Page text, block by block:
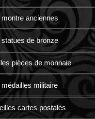
montre anciennes
statues de bronze
pièces de monnaie
médailles militaire
cartes postales